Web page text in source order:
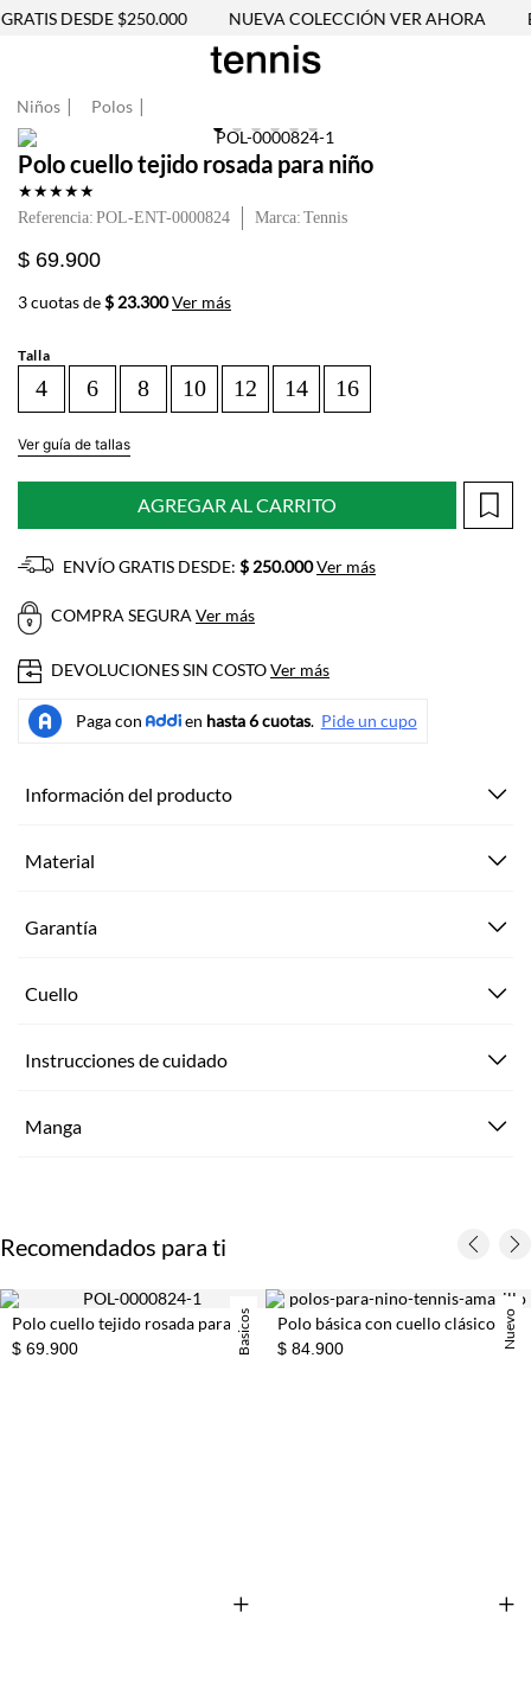
DESDE $250.000 NUEVA COLECCIÓN VER AHORA
Niños Polos
Polo cuello tejido rosada para niño
★★★★★
Referencia: POL-ENT-0000824 Tennis
$ 69.900
3 cuotas de$ 23.300Ver más
Talla
4 6 8 10 12 14 16
Ver guía de tallas
AGREGAR AL CARRITO
ENVÍO GRATIS DESDE: $ 250.000Ver más
COMPRA SEGURAVer más
DEVOLUCIONES SIN COSTOVer más
Información del producto
Material
Garantía
Cuello
Instrucciones de cuidado
Manga
Recomendados para ti
Basicos
+
Polo cuello tejido rosada para niño
$ 69.900 Nuevo
+
Polo básica con cuello clásico en amarillo pastel para niño
$ 84.900